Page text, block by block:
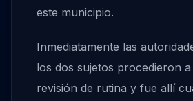
este municipio.
Inmediatamente las
los dos sujetos procedieron
revisión de rutina y fue allí